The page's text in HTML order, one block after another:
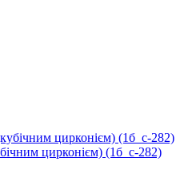
цирконієм) (1б_с-282)